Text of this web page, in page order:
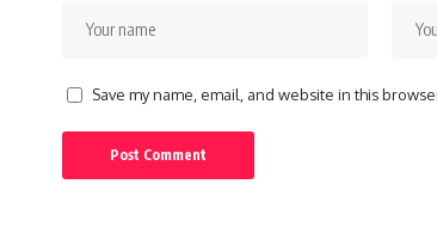
Save my name, email, and website in this